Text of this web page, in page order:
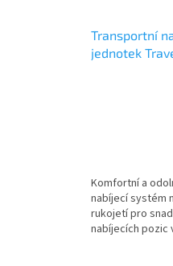
Transportní
jednotek
Komfortní a
nabíjecí systém
rukojetí pro
nabíjecích pozic